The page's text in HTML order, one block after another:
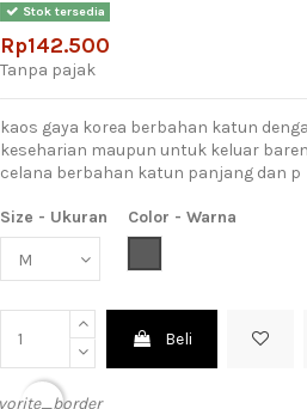
Stok tersedia
Rp142.500
Tanpa pajak
kaos gaya korea berbahan katun
keseharian maupun untuk keluar
celana berbahan katun panjang dan p
Size - Ukuran
Color - Warna
Beli